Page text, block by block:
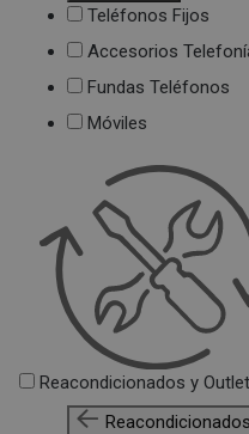
Teléfonos Fijos
Accesorios
Fundas Teléfonos
Móviles
Reacondicionados y Outlet